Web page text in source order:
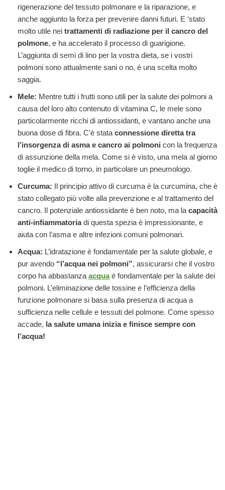
rigenerazione del tessuto polmonare e la riparazione, e
anche aggiunto la forza per prevenire danni futuri. E ‘stato
molto utile nei trattamenti di radiazione per il cancro del
polmone, e ha accelerato il processo di guarigione.
L’aggiunta di semi di lino per la vostra dieta, se i vostri
polmoni sono attualmente sani o no, è una scelta molto
saggia.
Mele: Mentre tutti i frutti sono utili per la salute dei polmoni a
causa del loro alto contenuto di vitamina C, le mele sono
particolarmente ricchi di antiossidanti, e vantano anche una
buona dose di fibra. C’è stataconnessione diretta tra
l’insorgenza di asma e cancro ai polmoni con la frequenza
di assunzione della mela. Come si è visto, una mela al giorno
toglie il medico di torno, in particolare un pneumologo.
Curcuma: Il principio attivo di curcuma è la curcumina, che è
stato collegato più volte alla prevenzione e al trattamento del
cancro. Il potenziale antiossidante è ben noto, ma lacapacità
anti-infiammatoriadi questa spezia è impressionante, e
aiuta con l’asma e altre infezioni comuni polmonari.
Acqua: L’idratazione è fondamentale per la salute globale, e
pur avendo “l’acqua nei polmoni”, assicurarsi che il vostro
corpo ha abbastanzaacquaè fondamentale per la salute dei
polmoni. L’eliminazione delle tossine e l’efficienza della
funzione polmonare si basa sulla presenza di acqua a
sufficienza nelle cellule e tessuti del polmone. Come spesso
accade, la salute umana inizia e finisce sempre con
l’acqua!